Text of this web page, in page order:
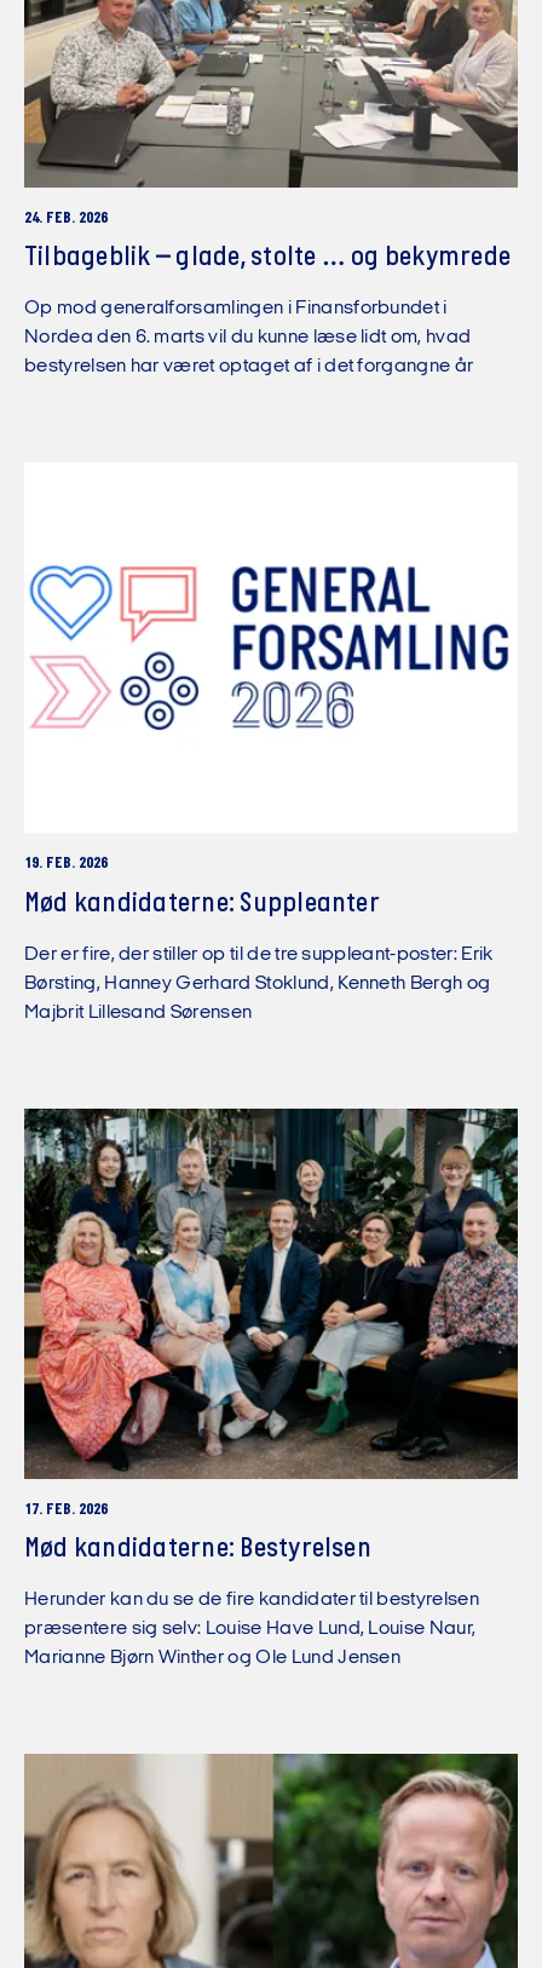
24. FEB. 2026
Tilbageblik – glade, stolte … og bekymrede
Op mod generalforsamlingen i Finansforbundet i
Nordea den 6. marts vil du kunne læse lidt om, hvad
bestyrelsen har været optaget af i det forgangne år
19. FEB. 2026
Mød kandidaterne: Suppleanter
Der er fire, der stiller op til de tre suppleant-poster: Erik
Børsting, Hanney Gerhard Stoklund, Kenneth Bergh og
Majbrit Lillesand Sørensen
17. FEB. 2026
Mød kandidaterne: Bestyrelsen
Herunder kan du se de fire kandidater til bestyrelsen
præsentere sig selv: Louise Have Lund, Louise Naur,
Marianne Bjørn Winther og Ole Lund Jensen